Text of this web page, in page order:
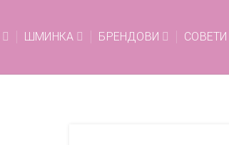
ШМИНКА БРЕНДОВИ СОВЕТИ